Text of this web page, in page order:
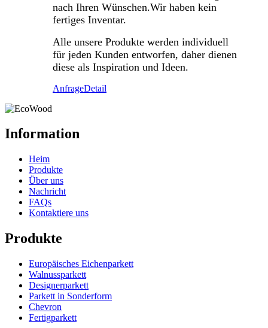
nach Ihren Wünschen.Wir haben kein
fertiges Inventar.
Alle unsere Produkte werden individuell
für jeden Kunden entworfen, daher dienen
diese als Inspiration und Ideen.
AnfrageDetail
Information
Heim
Produkte
Über uns
Nachricht
FAQs
Kontaktiere uns
Produkte
Europäisches Eichenparkett
Walnussparkett
Designerparkett
Parkett in Sonderform
Chevron
Fertigparkett